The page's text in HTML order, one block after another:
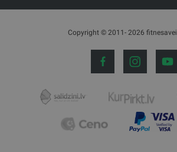
Copyright © 2011- 2026